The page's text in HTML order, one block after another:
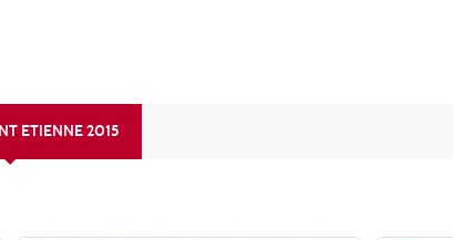
ETIENNE 2015